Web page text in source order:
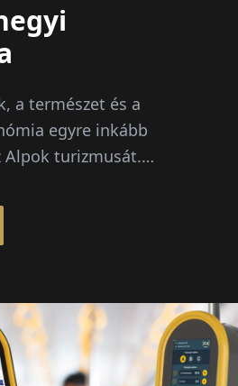
a természet és a
egyre inkább
Alpok turizmusát.